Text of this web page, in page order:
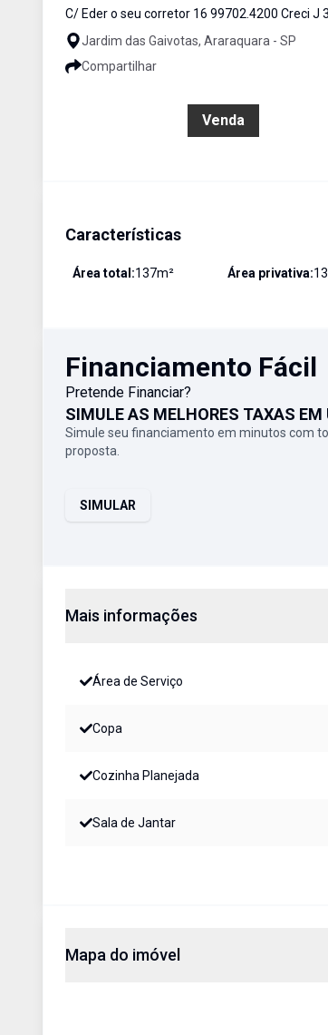
C/ Eder o seu corretor 16 99702.4200 Creci J
Jardim das Gaivotas, Araraquara - SP
Compartilhar
Venda
Características
Área total:137m² Área privativa:
Financiamento Fácil
Pretende Financiar?
SIMULE AS MELHORES TAXAS EM
Simule seu financiamento em minutos com
proposta.
SIMULAR
Mais informações
Área de Serviço
Copa
Cozinha Planejada
Sala de Jantar
Mapa do imóvel